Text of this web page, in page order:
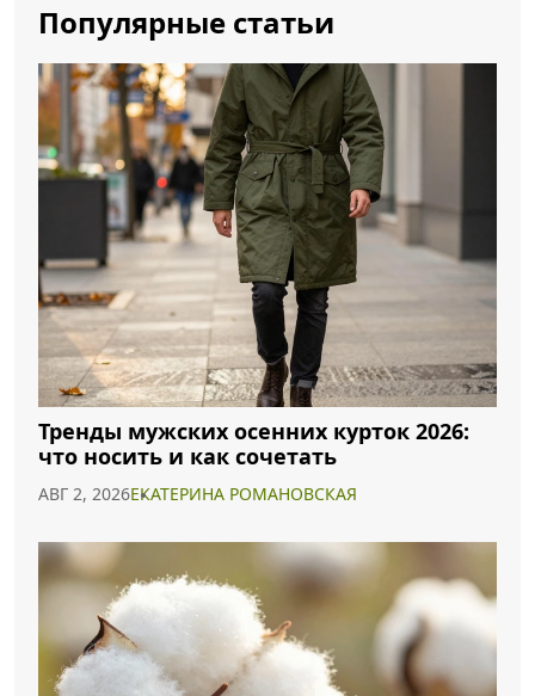
Популярные статьи
Тренды мужских осенних курток 2026:
что носить и как сочетать
АВГ 2, 2026ЕКАТЕРИНА РОМАНОВСКАЯ